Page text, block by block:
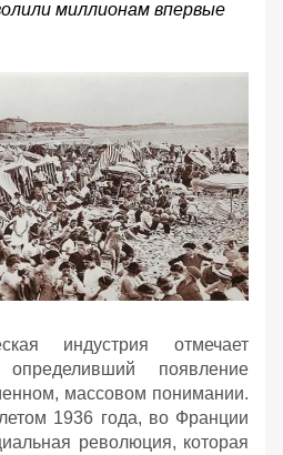
миллионам впервые
индустрия отмечает
появление
массовом понимании.
1936 года, во Франции
революция, которая